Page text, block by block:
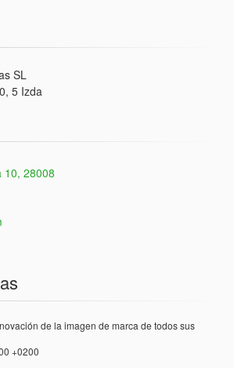
SL
5 Izda
10, 28008
de la imagen de marca de todos sus
+0200